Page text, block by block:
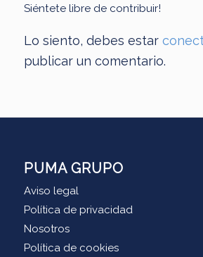
Siéntete libre de contribuir!
Lo siento, debes estar
publicar un comentario.
PUMA GRUPO
Aviso legal
Política de privacidad
Nosotros
Política de cookies